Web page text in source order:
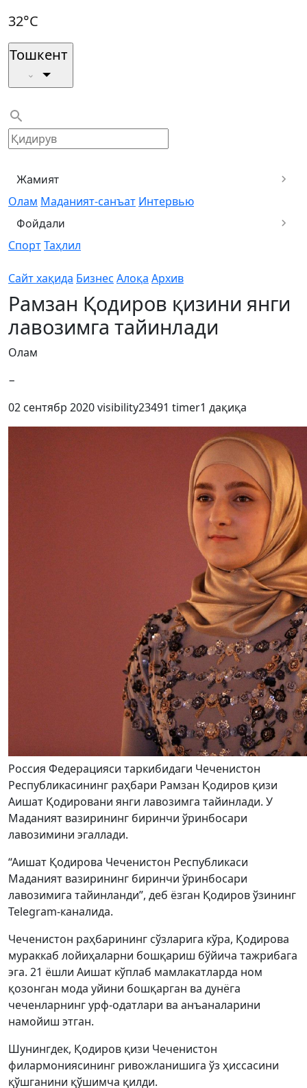
32°C
Тошкент
Жамият
Олам Маданият-санъат Интервью
Фойдали
СпортТаҳлил
Сайт хақида Бизнес Алоқа Архив
Рамзан Қодиров қизини янги
лавозимга тайинлади
Олам
−
02 сентябр 2020visibility23491 timer1 дақиқа
Россия Федерацияси таркибидаги Чеченистон
Республикасининг раҳбари Рамзан Қодиров қизи
Аишат Қодировани янги лавозимга тайинлади. У
Маданият вазирининг биринчи ўринбосари
лавозимини эгаллади.
“Аишат Қодирова Чеченистон Республикаси
Маданият вазирининг биринчи ўринбосари
лавозимига тайинланди”, деб ёзган Қодиров ўзининг
Telegram-каналида.
Чеченистон раҳбарининг сўзларига кўра, Қодирова
мураккаб лойиҳаларни бошқариш бўйича тажрибага
эга. 21 ёшли Аишат кўплаб мамлакатларда ном
қозонган мода уйини бошқарган ва дунёга
чеченларнинг урф-одатлари ва анъаналарини
намойиш этган.
Шунингдек, Қодиров қизи Чеченистон
филармониясининг ривожланишига ўз ҳиссасини
қўшганини қўшимча қилди.